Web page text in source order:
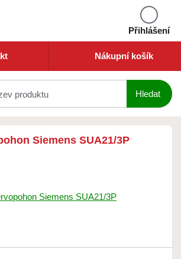
Přihlášení
Nákupní košík
Siemens SUA21/3P